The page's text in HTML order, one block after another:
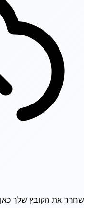
שחרר את הקובץ שלך כאן